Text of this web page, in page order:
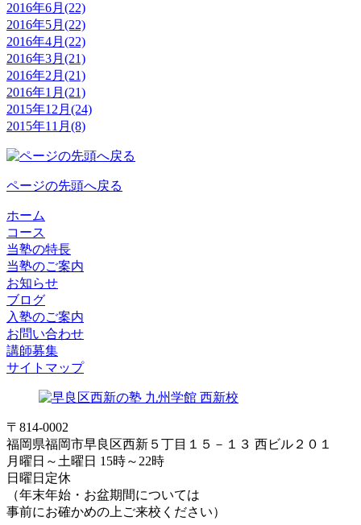
2016年6月(22)
2016年5月(22)
2016年4月(22)
2016年3月(21)
2016年2月(21)
2016年1月(21)
2015年12月(24)
2015年11月(8)
ページの先頭へ戻る
ホーム
コース
当塾の特長
当塾のご案内
お知らせ
ブログ
入塾のご案内
お問い合わせ
講師募集
サイトマップ
〒814-0002
福岡県福岡市早良区西新５丁目１５－１３ 西ビル２０１
月曜日～土曜日 15時～22時
日曜日定休
（年末年始・お盆期間については
事前にお確かめの上ご来校ください）